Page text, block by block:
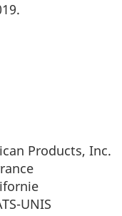
Products, Inc.
UNIS